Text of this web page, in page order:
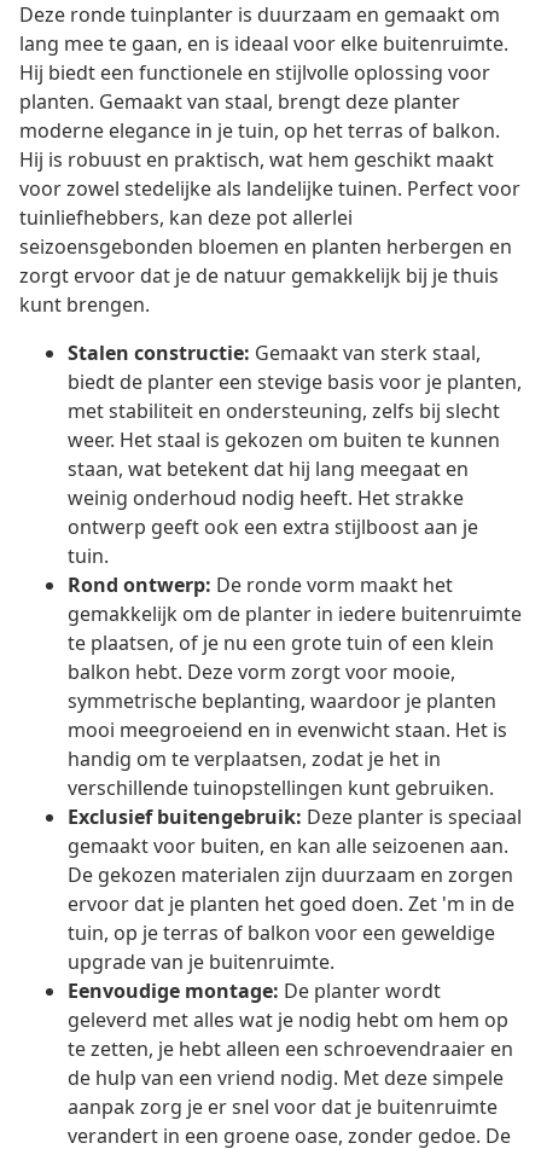
Deze ronde tuinplanter is duurzaam en gemaakt om
lang mee te gaan, en is ideaal voor elke buitenruimte.
Hij biedt een functionele en stijlvolle oplossing voor
planten. Gemaakt van staal, brengt deze planter
moderne elegance in je tuin, op het terras of balkon.
Hij is robuust en praktisch, wat hem geschikt maakt
voor zowel stedelijke als landelijke tuinen. Perfect voor
tuinliefhebbers, kan deze pot allerlei
seizoensgebonden bloemen en planten herbergen en
zorgt ervoor dat je de natuur gemakkelijk bij je thuis
kunt brengen.
Stalen constructie: Gemaakt van sterk staal,
biedt de planter een stevige basis voor je planten,
met stabiliteit en ondersteuning, zelfs bij slecht
weer. Het staal is gekozen om buiten te kunnen
staan, wat betekent dat hij lang meegaat en
weinig onderhoud nodig heeft. Het strakke
ontwerp geeft ook een extra stijlboost aan je
tuin.
Rond ontwerp: De ronde vorm maakt het
gemakkelijk om de planter in iedere buitenruimte
te plaatsen, of je nu een grote tuin of een klein
balkon hebt. Deze vorm zorgt voor mooie,
symmetrische beplanting, waardoor je planten
mooi meegroeiend en in evenwicht staan. Het is
handig om te verplaatsen, zodat je het in
verschillende tuinopstellingen kunt gebruiken.
Exclusief buitengebruik: Deze planter is speciaal
gemaakt voor buiten, en kan alle seizoenen aan.
De gekozen materialen zijn duurzaam en zorgen
ervoor dat je planten het goed doen. Zet 'm in de
tuin, op je terras of balkon voor een geweldige
upgrade van je buitenruimte.
Eenvoudige montage: De planter wordt
geleverd met alles wat je nodig hebt om hem op
te zetten, je hebt alleen een schroevendraaier en
de hulp van een vriend nodig. Met deze simpele
aanpak zorg je er snel voor dat je buitenruimte
verandert in een groene oase, zonder gedoe. De